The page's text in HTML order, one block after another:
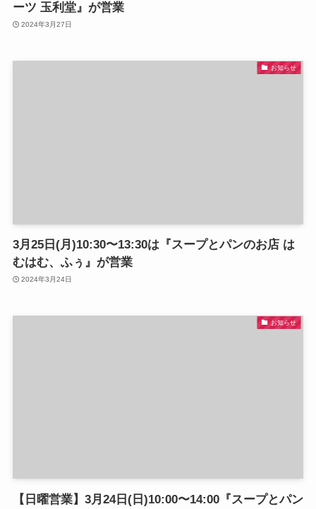
ーツ 玉利堂』が営業
2024年3月27日
お知らせ
3月25日(月)10:30〜13:30は『スープとパンのお店 は
むはむ、ふぅ』が営業
2024年3月24日
お知らせ
【日曜営業】3月24日(日)10:00〜14:00『スープとパン